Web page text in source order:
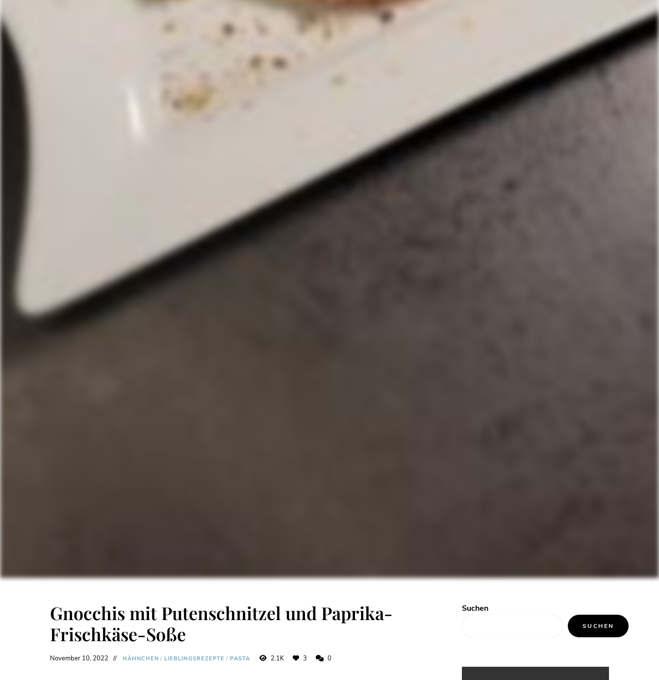
Gnocchis mit Putenschnitzel und Paprika-
Frischkäse-Soße
November 10, 2022 HÄHNCHEN / LIEBLINGSREZEPTE / PASTA 2.1K 3 0
Suchen
SUCHEN